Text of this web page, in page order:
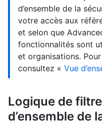
d’ensemble de la
votre accès aux
et selon que
fonctionnalités sont
et organisations.
consultez « Vue
Logique de
d’ensemble de